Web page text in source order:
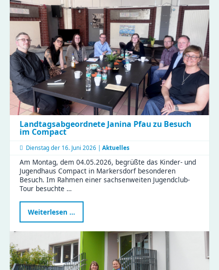
ZWO
eröffnet
–
Platz
für
eure
Streetart
Landtagsabgeordnete Janina Pfau zu Besuch
im Compact
Dienstag der 16. Juni 2026 | Aktuelles
Am Montag, dem 04.05.2026, begrüßte das Kinder- und
Jugendhaus Compact in Markersdorf besonderen
Besuch. Im Rahmen einer sachsenweiten Jugendclub-
Tour besuchte …
Weiterlesen …
Janina
Pfau
zu
Besuch
im
Compact